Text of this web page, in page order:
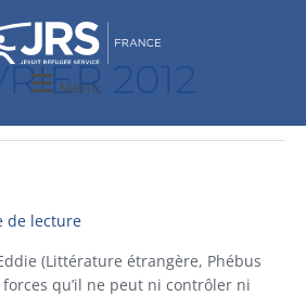
Menu2012
de lecture
(Littérature étrangère, Phébus
qu’il ne peut ni contrôler ni